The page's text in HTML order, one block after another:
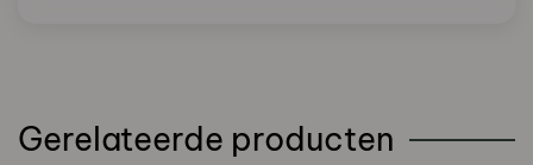
Gerelateerde producten